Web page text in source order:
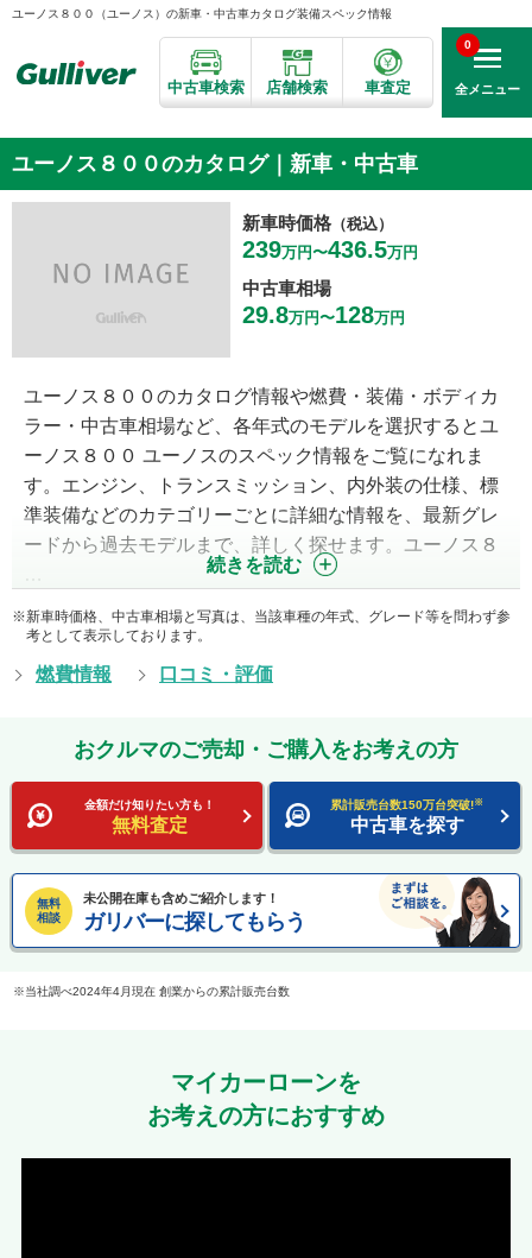
ユーノス８００（ユーノス）の新車・中古車カタログ装備スペック情報
中古車検索 店舗検索 車査定 全メニュー
0
ユーノス８００のカタログ｜新車・中古車
新車時価格 （税込）
239万円〜436.5万円
中古車相場
29.8万円〜128万円
ユーノス８００のカタログ情報や燃費・装備・ボディカ
ラー・中古車相場など、各年式のモデルを選択するとユ
ーノス８００ ユーノスのスペック情報をご覧になれま
す。エンジン、トランスミッション、内外装の仕様、標
準装備などのカテゴリーごとに詳細な情報を、最新グレ
ードから過去モデルまで、詳しく探せます。ユーノス８
続きを読む
新車時価格、中古車相場と写真は、当該車種の年式、グレード等を問わず参
考として表示しております。
燃費情報 口コミ・評価
おクルマのご売却・ご購入をお考えの方
金額だけ知りたい方も！
無料査定
累計販売台数150万台突破!※
中古車を探す
無料
相談
未公開在庫も含めご紹介します！
ガリバーに探してもらう
当社調べ2024年4月現在 創業からの累計販売台数
マイカーローンを
お考えの方におすすめ